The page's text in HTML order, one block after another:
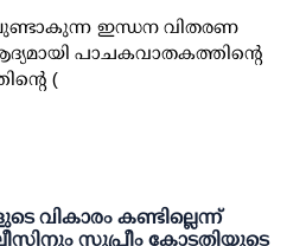
ഇന്ധന വിതരണ
പാചകവാതകത്തിന്റെ
(
കണ്ടില്ലെന്ന്
സുപ്രീം കോടതിയുടെ